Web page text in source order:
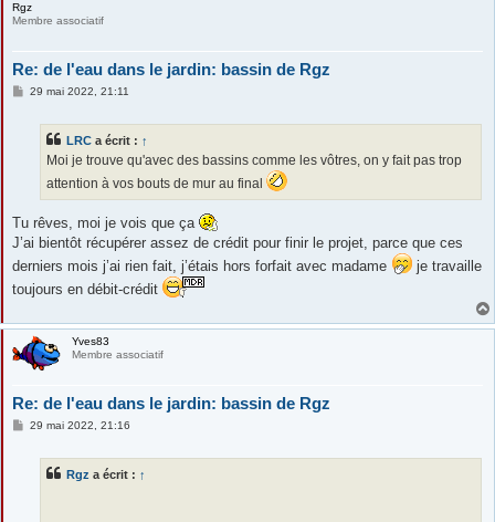
Rgz
Membre associatif
Re: de l'eau dans le jardin: bassin de Rgz
M29 mai 2022, 21:11
LRC a écrit : ↑
Moi je trouve qu'avec des bassins comme les vôtres, on y fait pas trop
attention à vos bouts de mur au final
Tu rêves, moi je vois que ça
J’ai bientôt récupérer assez de crédit pour finir le projet, parce que ces
derniers mois j’ai rien fait, j’étais hors forfait avec madame
je travaille
toujours en débit-crédit
Yves83
Membre associatif
Re: de l'eau dans le jardin: bassin de Rgz
M29 mai 2022, 21:16
Rgz a écrit : ↑